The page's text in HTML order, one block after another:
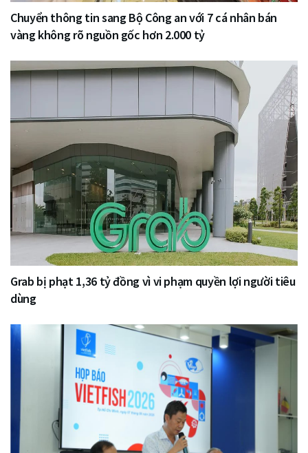
Chuyển thông tin sang Bộ Công an với 7 cá nhân bán
vàng không rõ nguồn gốc hơn 2.000 tỷ
Grab bị phạt 1,36 tỷ đồng vì vi phạm quyền lợi người tiêu
dùng